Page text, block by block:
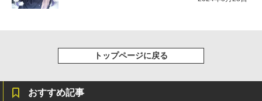
トップページに戻る
おすすめ記事